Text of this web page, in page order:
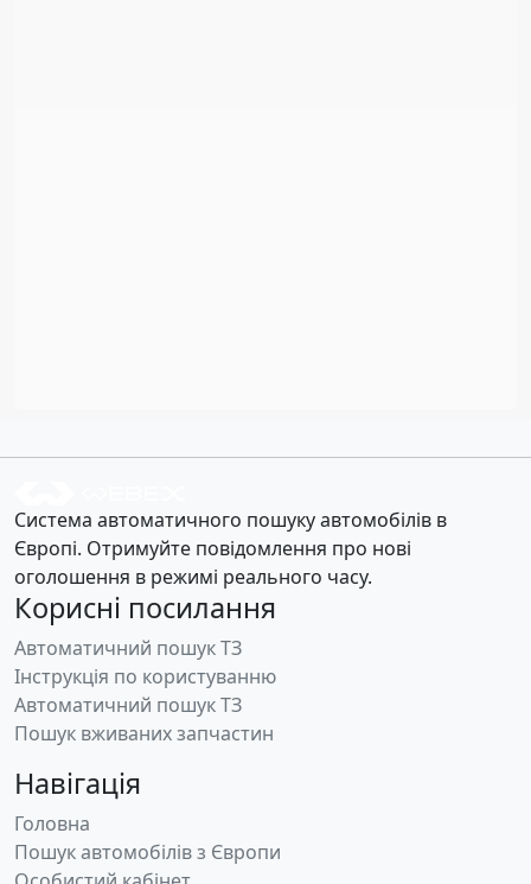
Система автоматичного пошуку автомобілів в
Європі. Отримуйте повідомлення про нові
оголошення в режимі реального часу.
Корисні посилання
Автоматичний пошук ТЗ
Інструкція по користуванню
Автоматичний пошук ТЗ
Пошук вживаних запчастин
Навігація
Головна
Пошук автомобілів з Європи